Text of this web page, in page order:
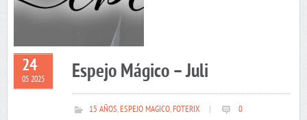
24
05 2025 Espejo Mágico – Juli
15 AÑOS,ESPEJO MAGICO,FOTERIX 0